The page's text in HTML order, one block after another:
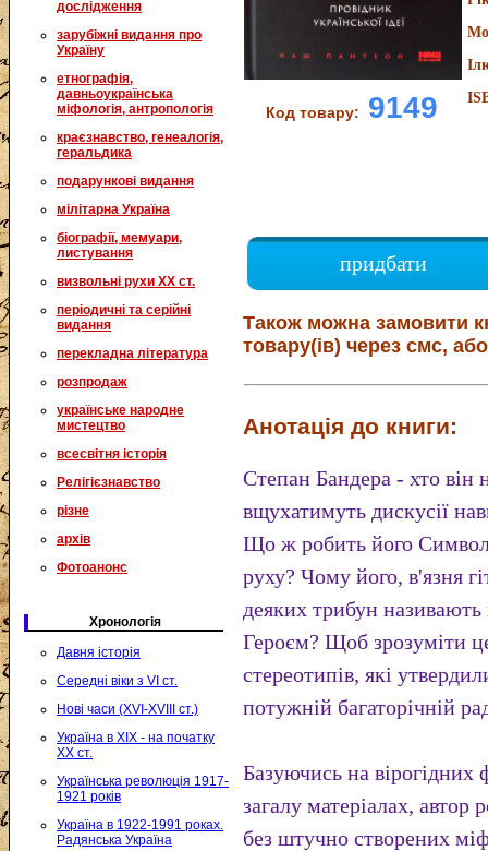
дослідження
зарубіжні видання про
Україну
етнографія,
давньоукраїнська
міфологія, антропологія
краєзнавство, генеалогія,
геральдика
подарункові видання
мілітарна Україна
біографії, мемуари,
листування
визвольні рухи XX ст.
періодичні та серійні
видання
перекладна література
розпродаж
українське народне
мистецтво
всесвітня історія
Релігієзнавство
різне
архів
Фотоанонс
Хронологія
Давня історія
Середні віки з VI ст.
Нові часи (XVI-XVIII ст.)
Україна в XIX - на початку
XX ст.
Українська революція 1917-
1921 років
Україна в 1922-1991 роках.
Радянська Україна
Код товару: 9149
придбати
Також можна замовити
товару(ів) через смс,
Анотація до книги:
Степан Бандера - хто він
вщухатимуть дискусії
Що ж робить його
руху? Чому його, в'язня
деяких трибун
Героєм? Щоб зрозуміти
стереотипів, які
потужній багаторічній
Базуючись на вірогідних
загалу матеріалах,
без штучно створених